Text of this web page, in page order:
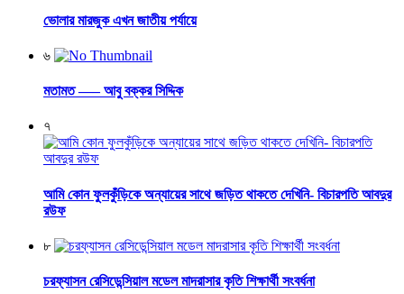
ভোলার মারজুক এখন জাতীয় পর্যায়ে
৬
মতামত —– আবু বক্কর সিদ্দিক
৭
আমি কোন ফুলকুঁড়িকে অন্যায়ের সাথে জড়িত থাকতে দেখিনি- বিচারপতি আবদুর
রউফ
৮
চরফ্যাসন রেসিডেন্সিয়াল মডেল মাদরাসার কৃতি শিক্ষার্থী সংবর্ধনা